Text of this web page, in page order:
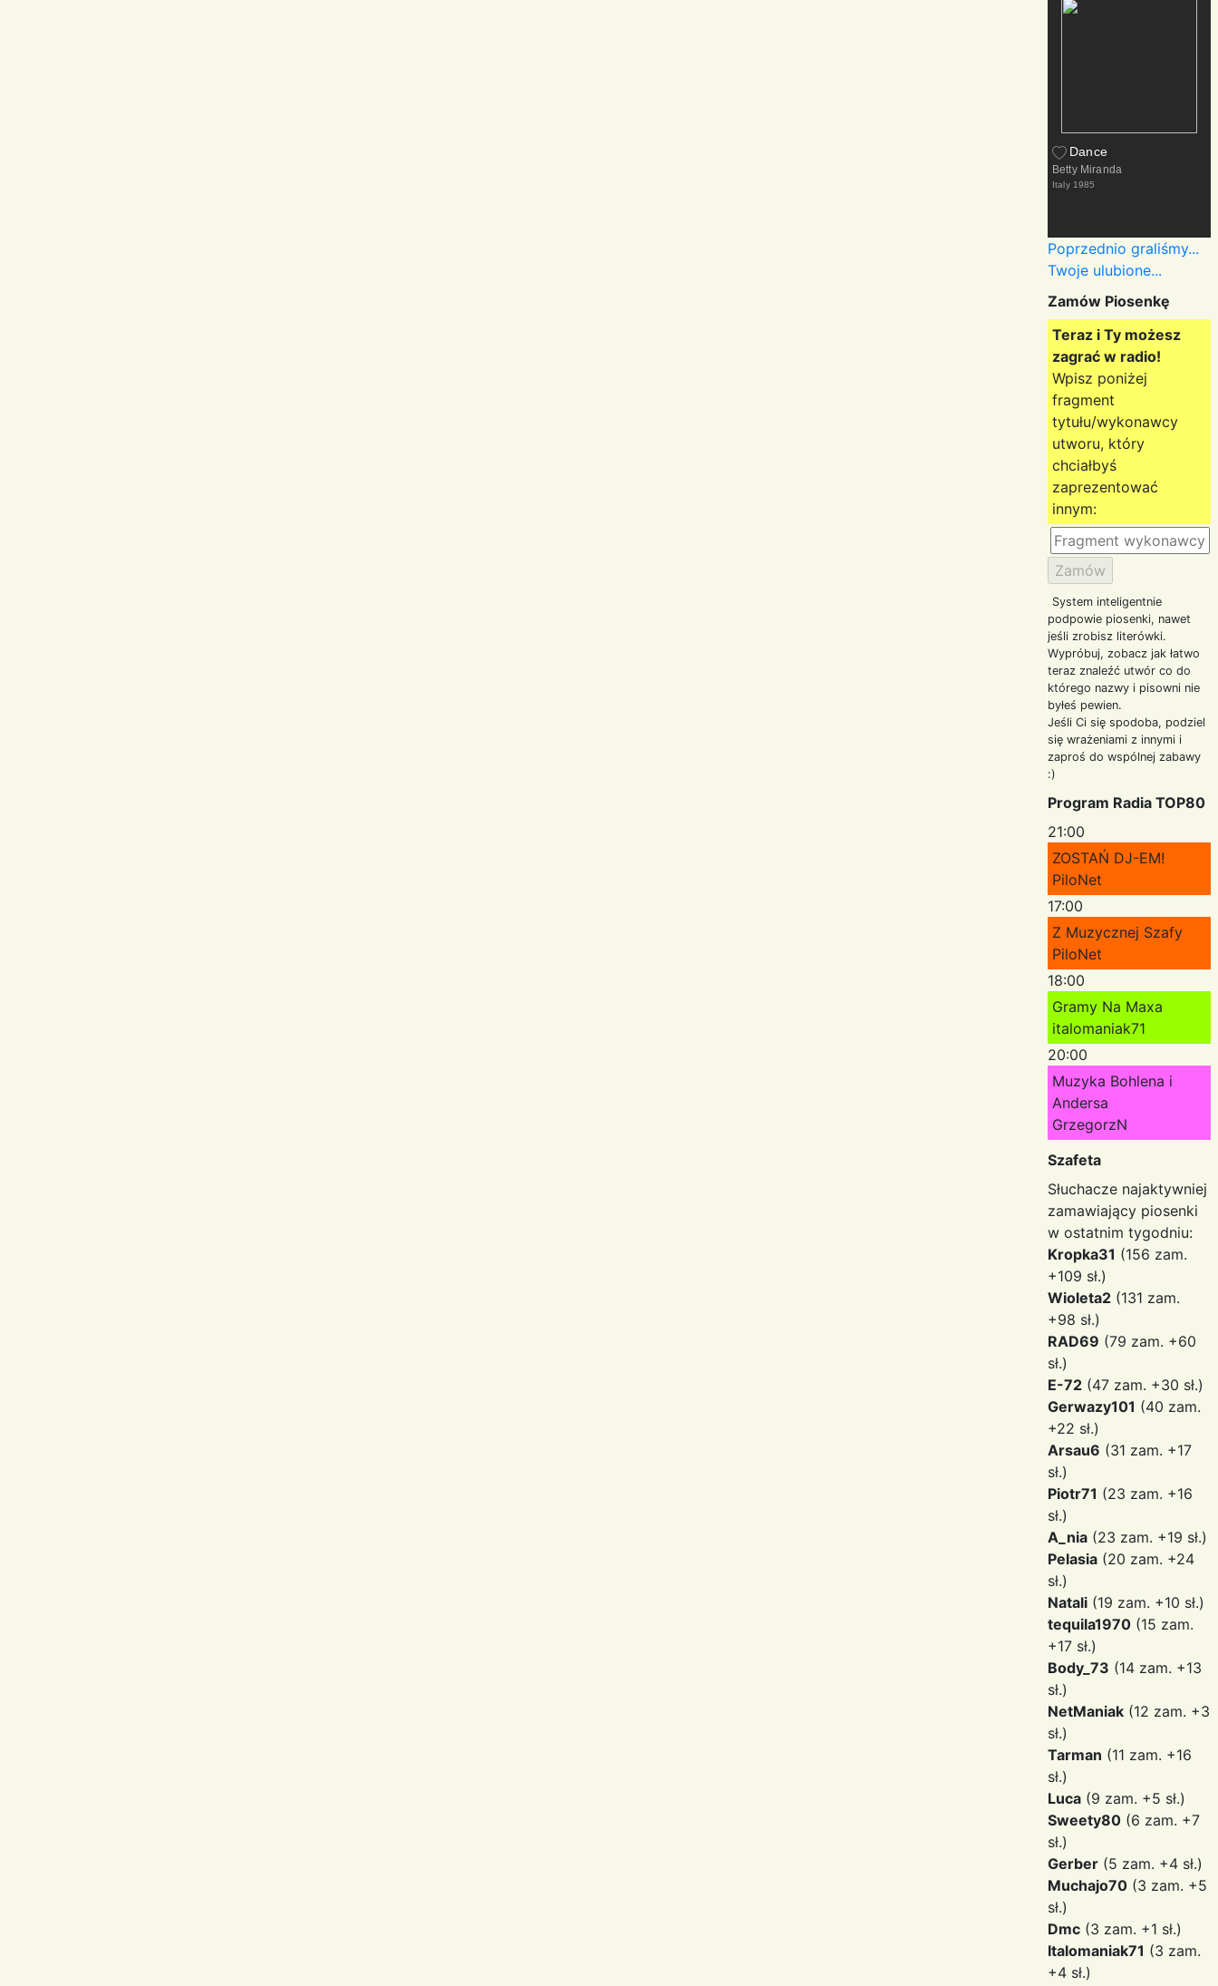
Dance
Betty Miranda
Italy 1985
Poprzednio graliśmy...
Twoje ulubione...
Zamów Piosenkę
Teraz i Ty możesz
zagrać w radio!
Wpisz poniżej
fragment
tytułu/wykonawcy
utworu, który
chciałbyś
zaprezentować
innym:
System inteligentnie
podpowie piosenki, nawet
jeśli zrobisz literówki.
Wypróbuj, zobacz jak łatwo
teraz znaleźć utwór co do
którego nazwy i pisowni nie
byłeś pewien.
Jeśli Ci się spodoba, podziel
się wrażeniami z innymi i
zaproś do wspólnej zabawy
:)
Program Radia TOP80
21:00
ZOSTAŃ DJ-EM!
PiloNet
17:00
Z Muzycznej Szafy
PiloNet
18:00
Gramy Na Maxa
italomaniak71
20:00
Muzyka Bohlena i
Andersa
GrzegorzN
Szafeta
Słuchacze najaktywniej
zamawiający piosenki
w ostatnim tygodniu:
Kropka31 (156 zam.
+109 sł.)
Wioleta2 (131 zam.
+98 sł.)
RAD69 (79 zam. +60
sł.)
E-72 (47 zam. +30 sł.)
Gerwazy101 (40 zam.
+22 sł.)
Arsau6 (31 zam. +17
sł.)
Piotr71 (23 zam. +16
sł.)
A_nia (23 zam. +19 sł.)
Pelasia (20 zam. +24
sł.)
Natali (19 zam. +10 sł.)
tequila1970 (15 zam.
+17 sł.)
Body_73 (14 zam. +13
sł.)
NetManiak (12 zam. +3
sł.)
Tarman (11 zam. +16
sł.)
Luca (9 zam. +5 sł.)
Sweety80 (6 zam. +7
sł.)
Gerber (5 zam. +4 sł.)
Muchajo70 (3 zam. +5
sł.)
Dmc (3 zam. +1 sł.)
Italomaniak71 (3 zam.
+4 sł.)